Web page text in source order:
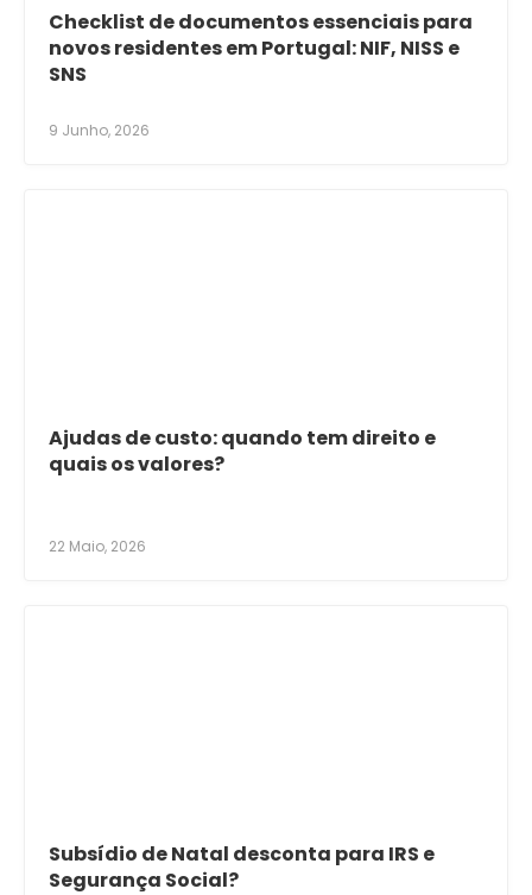
Checklist de documentos essenciais para
novos residentes em Portugal: NIF, NISS e
SNS
9 Junho, 2026
Ajudas de custo: quando tem direito e
quais os valores?
22 Maio, 2026
Subsídio de Natal desconta para IRS e
Segurança Social?